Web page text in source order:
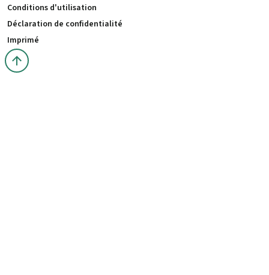
Conditions d'utilisation
Déclaration de confidentialité
Imprimé